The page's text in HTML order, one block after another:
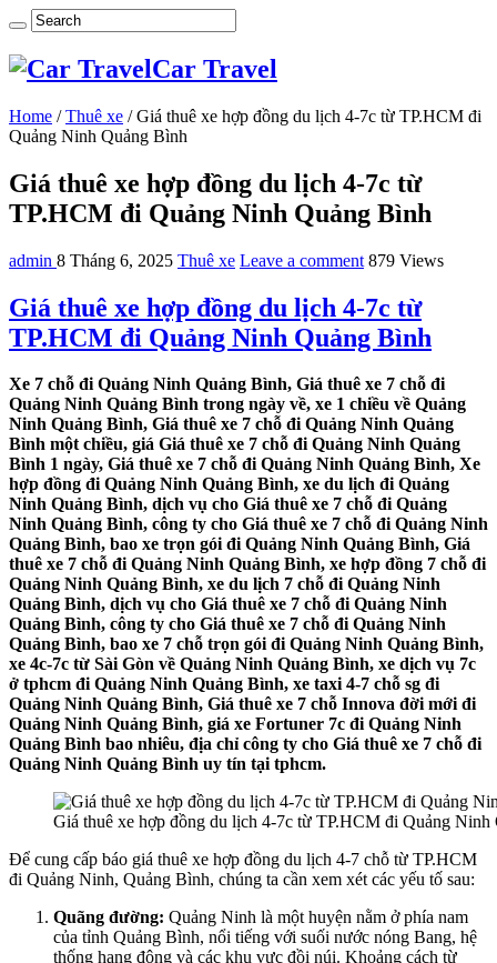
Car Travel
Home / Thuê xe / Giá thuê xe hợp đồng du lịch 4-7c từ TP.HCM đi
Quảng Ninh Quảng Bình
Giá thuê xe hợp đồng du lịch 4-7c từ
TP.HCM đi Quảng Ninh Quảng Bình
admin 8 Tháng 6, 2025 Thuê xe Leave a comment 879 Views
Giá thuê xe hợp đồng du lịch 4-7c từ
TP.HCM đi Quảng Ninh Quảng Bình
Xe 7 chỗ đi Quảng Ninh Quảng Bình, Giá thuê xe 7 chỗ đi
Quảng Ninh Quảng Bình trong ngày về, xe 1 chiều về Quảng
Ninh Quảng Bình, Giá thuê xe 7 chỗ đi Quảng Ninh Quảng
Bình một chiều, giá Giá thuê xe 7 chỗ đi Quảng Ninh Quảng
Bình 1 ngày, Giá thuê xe 7 chỗ đi Quảng Ninh Quảng Bình, Xe
hợp đồng đi Quảng Ninh Quảng Bình, xe du lịch đi Quảng
Ninh Quảng Bình, dịch vụ cho Giá thuê xe 7 chỗ đi Quảng
Ninh Quảng Bình, công ty cho Giá thuê xe 7 chỗ đi Quảng Ninh
Quảng Bình, bao xe trọn gói đi Quảng Ninh Quảng Bình, Giá
thuê xe 7 chỗ đi Quảng Ninh Quảng Bình, xe hợp đồng 7 chỗ đi
Quảng Ninh Quảng Bình, xe du lịch 7 chỗ đi Quảng Ninh
Quảng Bình, dịch vụ cho Giá thuê xe 7 chỗ đi Quảng Ninh
Quảng Bình, công ty cho Giá thuê xe 7 chỗ đi Quảng Ninh
Quảng Bình, bao xe 7 chỗ trọn gói đi Quảng Ninh Quảng Bình,
xe 4c-7c từ Sài Gòn về Quảng Ninh Quảng Bình, xe dịch vụ 7c
ở tphcm đi Quảng Ninh Quảng Bình, xe taxi 4-7 chỗ sg đi
Quảng Ninh Quảng Bình, Giá thuê xe 7 chỗ Innova đời mới đi
Quảng Ninh Quảng Bình, giá xe Fortuner 7c đi Quảng Ninh
Quảng Bình bao nhiêu, địa chỉ công ty cho Giá thuê xe 7 chỗ đi
Quảng Ninh Quảng Bình uy tín tại tphcm.
Giá thuê xe hợp đồng du lịch 4-7c từ TP.HCM đi Quảng Ninh
Để cung cấp báo giá thuê xe hợp đồng du lịch 4-7 chỗ từ TP.HCM
đi Quảng Ninh, Quảng Bình, chúng ta cần xem xét các yếu tố sau:
Quãng đường: Quảng Ninh là một huyện nằm ở phía nam
của tỉnh Quảng Bình, nổi tiếng với suối nước nóng Bang, hệ
thống hang động và các khu vực đồi núi. Khoảng cách từ